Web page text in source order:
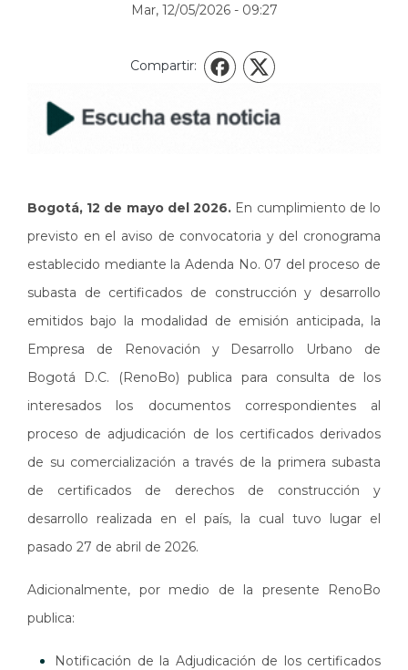
Mar, 12/05/2026 - 09:27
Compartir: Facebook
X
Bogotá, 12 de mayo del 2026. En cumplimiento de lo
previsto en el aviso de convocatoria y del cronograma
establecido mediante la Adenda No. 07 del proceso de
subasta de certificados de construcción y desarrollo
emitidos bajo la modalidad de emisión anticipada, la
Empresa de Renovación y Desarrollo Urbano de
Bogotá D.C. (RenoBo) publica para consulta de los
interesados los documentos correspondientes al
proceso de adjudicación de los certificados derivados
de su comercialización a través de la primera subasta
de certificados de derechos de construcción y
desarrollo realizada en el país, la cual tuvo lugar el
pasado 27 de abril de 2026.
Adicionalmente, por medio de la presente RenoBo
publica:
Notificación de la Adjudicación de los certificados